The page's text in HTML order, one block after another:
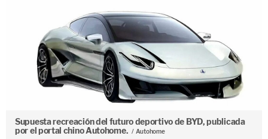
Supuesta recreación del futuro deportivo de BYD, publicada
por el portal chino Autohome.
Autohome